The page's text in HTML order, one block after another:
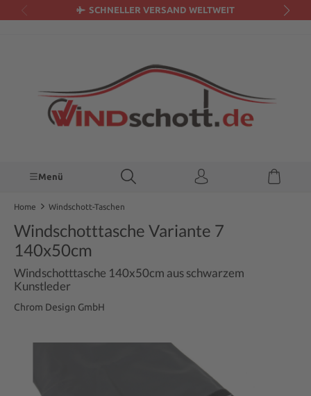
SCHNELLER VERSAND WELTWEIT
Menü
Home Windschott-Taschen
Windschotttasche Variante 7
140x50cm
Windschotttasche 140x50cm aus schwarzem
Kunstleder
Chrom Design GmbH